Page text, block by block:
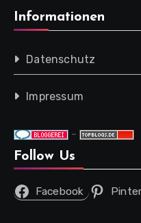
Informationen
Datenschutz
Impressum
-
Follow Us
Facebook